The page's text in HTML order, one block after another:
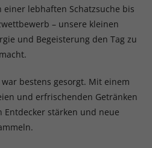
lebhaften Schatzsuche bis
– unsere kleinen
und Begeisterung den Tag zu
bestens gesorgt. Mit einem
und erfrischenden Getränken
stärken und neue